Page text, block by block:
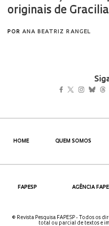
HOME QUEM SOMOS
FAPESP AGÊNCIA
© Revista Pesquisa FAPESP - Todos os
total ou parcial de textos e